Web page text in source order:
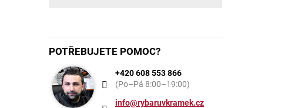
POTŘEBUJETE POMOC?
+420 608 553 866
(Po–Pá 8:00–19:00)
info@rybaruvkramek.cz